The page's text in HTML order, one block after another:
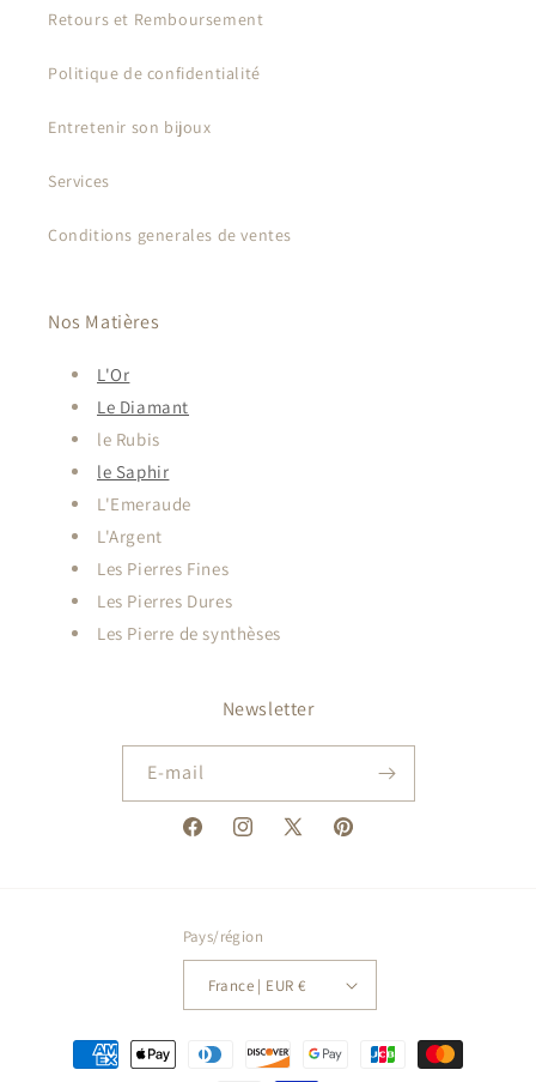
Retours et Remboursement
Politique de confidentialité
Entretenir son bijoux
Services
Conditions generales de ventes
Nos Matières
L'Or
Le Diamant
le Rubis
le Saphir
L'Emeraude
L'Argent
Les Pierres Fines
Les Pierres Dures
Les Pierre de synthèses
Newsletter
E-mail
FacebookInstagram
X
Pinterest
Pays/région
France | EUR €
Moyens